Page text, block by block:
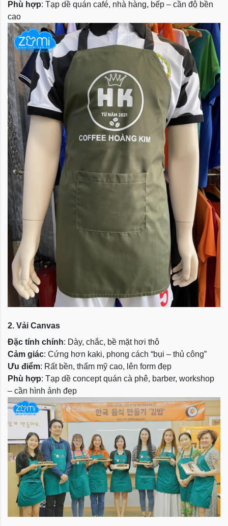
Phù hợp: Tạp dề quán café, nhà hàng, bếp – cần độ bền
cao
2. Vải Canvas
Đặc tính chính: Dày, chắc, bề mặt hơi thô
Cảm giác: Cứng hơn kaki, phong cách “bụi – thủ công”
Ưu điểm: Rất bền, thẩm mỹ cao, lên form đẹp
Phù hợp: Tạp dề concept quán cà phê, barber, workshop
– cần hình ảnh đẹp